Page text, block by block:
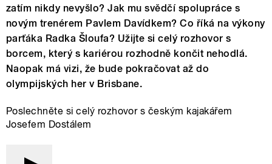
zatím nikdy nevyšlo? Jak mu svědčí spolupráce s
novým trenérem Pavlem Davídkem? Co říká na výkony
parťáka Radka Šloufa? Užijte si celý rozhovor s
borcem, který s kariérou rozhodně končit nehodlá.
Naopak má vizi, že bude pokračovat až do
olympijských her v Brisbane.
Poslechněte si celý rozhovor s českým kajakářem
Josefem Dostálem